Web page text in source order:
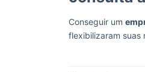
Conseguir um
flexibilizaram suas